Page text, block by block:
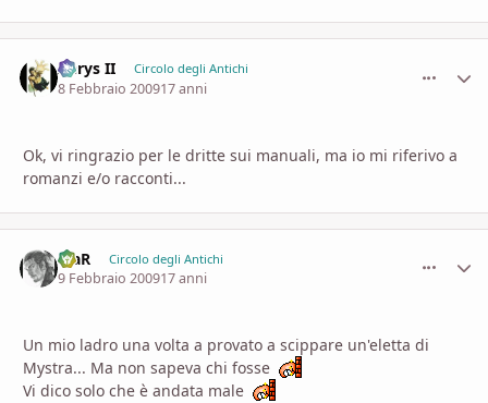
Aerys II Circolo degli Antichi
8 Febbraio 200917 anni
Ok, vi ringrazio per le dritte sui manuali, ma io mi riferivo a
romanzi e/o racconti...
iKaR Circolo degli Antichi
9 Febbraio 200917 anni
Un mio ladro una volta a provato a scippare un'eletta di
Mystra... Ma non sapeva chi fosse
Vi dico solo che è andata male